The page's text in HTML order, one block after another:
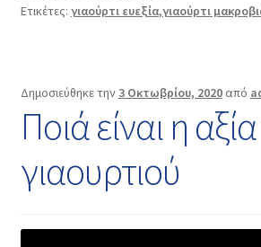
Ετικέτες: γιαούρτι ευεξία,γιαούρτι
Δημοσιεύθηκε την 3 Οκτωβρίου, 2020 από
Ποιά είναι η
γιαουρτιού